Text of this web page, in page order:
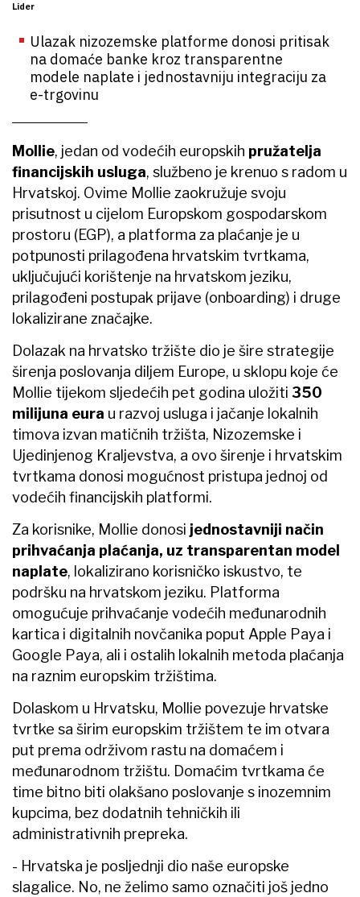
Lider
Ulazak nizozemske platforme donosi pritisak
na domaće banke kroz transparentne
modele naplate i jednostavniju integraciju za
e-trgovinu
Mollie, jedan od vodećih europskih pružatelja
financijskih usluga, službeno je krenuo s radom u
Hrvatskoj. Ovime Mollie zaokružuje svoju
prisutnost u cijelom Europskom gospodarskom
prostoru (EGP), a platforma za plaćanje je u
potpunosti prilagođena hrvatskim tvrtkama,
uključujući korištenje na hrvatskom jeziku,
prilagođeni postupak prijave (onboarding) i druge
lokalizirane značajke.
Dolazak na hrvatsko tržište dio je šire strategije
širenja poslovanja diljem Europe, u sklopu koje će
Mollie tijekom sljedećih pet godina uložiti 350
milijuna eura u razvoj usluga i jačanje lokalnih
timova izvan matičnih tržišta, Nizozemske i
Ujedinjenog Kraljevstva, a ovo širenje i hrvatskim
tvrtkama donosi mogućnost pristupa jednoj od
vodećih financijskih platformi.
Za korisnike, Mollie donosi jednostavniji način
prihvaćanja plaćanja, uz transparentan model
naplate, lokalizirano korisničko iskustvo, te
podršku na hrvatskom jeziku. Platforma
omogućuje prihvaćanje vodećih međunarodnih
kartica i digitalnih novčanika poput Apple Paya i
Google Paya, ali i ostalih lokalnih metoda plaćanja
na raznim europskim tržištima.
Dolaskom u Hrvatsku, Mollie povezuje hrvatske
tvrtke sa širim europskim tržištem te im otvara
put prema održivom rastu na domaćem i
međunarodnom tržištu. Domaćim tvrtkama će
time bitno biti olakšano poslovanje s inozemnim
kupcima, bez dodatnih tehničkih ili
administrativnih prepreka.
- Hrvatska je posljednji dio naše europske
slagalice. No, ne želimo samo označiti još jedno